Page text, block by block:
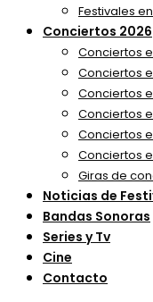
Festivales
Conciertos 2026
Conciertos
Conciertos
Conciertos
Conciertos
Conciertos
Conciertos
Giras de
Noticias de
Bandas Sonoras
Series y Tv
Cine
Contacto